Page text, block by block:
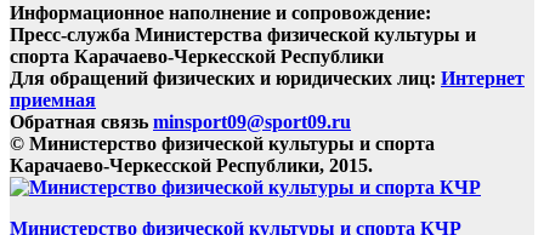
Информационное наполнение и сопровождение:
Пресс-служба Министерства физической культуры и
спорта Карачаево-Черкесской Республики
Для обращений физических и юридических лиц: Интернет
приемная
Обратная связь minsport09@sport09.ru
© Министерство физической культуры и спорта
Карачаево-Черкесской Республики, 2015.
Министерство физической культуры и спорта КЧР